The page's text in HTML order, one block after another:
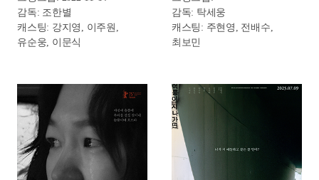
개봉일: 2025-07-09
장르: 드라마
제작연도: 2024년
크랭크인:
크랭크업:
감독: 강미자
캐스팅: 한예리, 김설진
개봉일: 2025-07-09
장르: 드라마
제작연도: 2024년
크랭크인: 2022-07-25
크랭크업: 2022-08-29
감독: 장병기
캐스팅: 이재준, 최현진,